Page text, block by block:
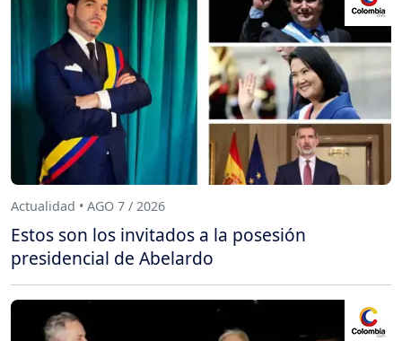
Actualidad • AGO 7 / 2026
Estos son los invitados a la posesión
presidencial de Abelardo